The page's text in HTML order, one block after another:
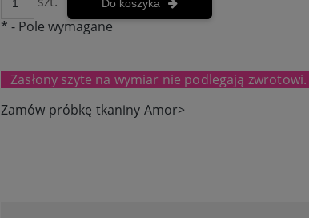
Do koszyka
* - Pole wymagane
Zasłony szyte na wymiar nie podlegają zwrotowi.
Zamów próbkę tkaniny Amor>